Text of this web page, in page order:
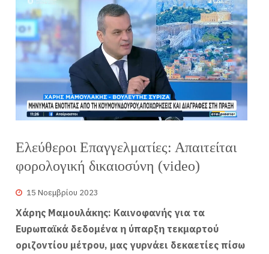
Ελεύθεροι Επαγγελματίες: Απαιτείται
φορολογική δικαιοσύνη (video)
15 Νοεμβρίου 2023
Χάρης Μαμουλάκης: Καινοφανής για τα
Ευρωπαϊκά δεδομένα η ύπαρξη τεκμαρτού
οριζοντίου μέτρου, μας γυρνάει δεκαετίες πίσω